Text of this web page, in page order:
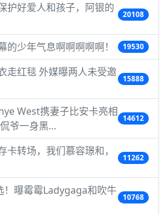
护好爱人和孩子，阿银的
20108
的少年气息啊啊啊啊啊！ 19530
走红毯 外媒曝两人未受邀
15888
West携妻子比安卡亮相
爷一身黑…
14612
卡转场，我们慕容璟和，
11262
！曝霉霉Ladygaga和吹牛
10768